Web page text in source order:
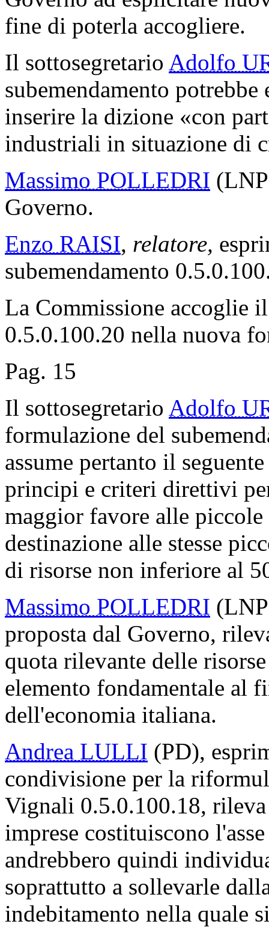
fine di poterla accogliere.
Il sottosegretario Adolfo
subemendamento
inserire la dizione «con
industriali in situazione di
Massimo POLLEDRI
Governo.
Enzo RAISI, relatore,
subemendamento
La Commissione accoglie
0.5.0.100.20 nella nuova
Pag. 15
Il sottosegretario Adolfo
formulazione del
assume pertanto il
principi e criteri direttivi
maggior favore alle piccole
destinazione alle stesse
di risorse non inferiore al
Massimo POLLEDRI
proposta dal Governo,
quota rilevante delle
elemento fondamentale al
dell'economia italiana.
Andrea LULLI (PD),
condivisione per la
Vignali 0.5.0.100.18,
imprese costituiscono
andrebbero quindi
soprattutto a sollevarle
indebitamento nella quale